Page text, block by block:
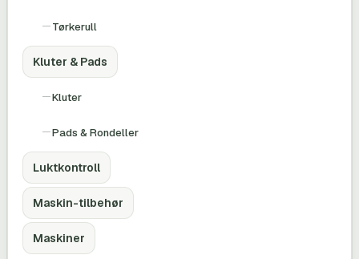
Tørkerull
Kluter & Pads
Kluter
Pads & Rondeller
Luktkontroll
Maskin-tilbehør
Maskiner